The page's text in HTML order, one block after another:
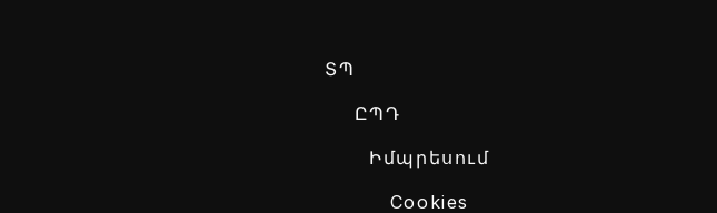
ՏՊ
ԸՊԴ
Իմպրեսում
Cookies